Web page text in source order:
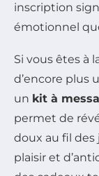
inscription
émotionnel
Si vous êtes à
d’encore plus
un kit à
permet de
doux au fil
plaisir et